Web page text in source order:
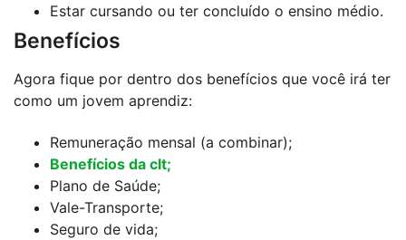
Estar cursando ou ter concluído o ensino médio.
Benefícios
Agora fique por dentro dos benefícios que você irá ter
como um jovem aprendiz:
Remuneração mensal (a combinar);
Benefícios da clt;
Plano de Saúde;
Vale-Transporte;
Seguro de vida;